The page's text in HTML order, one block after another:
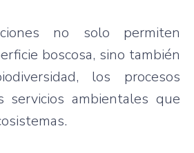
no solo permiten
boscosa, sino también
los procesos
servicios ambientales que